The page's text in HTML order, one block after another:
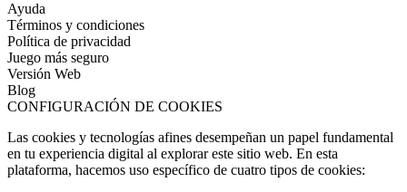
Ayuda
Términos y condiciones
Política de privacidad
Juego más seguro
Versión Web
Blog
CONFIGURACIÓN DE COOKIES
Las cookies y tecnologías afines desempeñan un papel fundamental
en tu experiencia digital al explorar este sitio web. En esta
plataforma, hacemos uso específico de cuatro tipos de cookies: